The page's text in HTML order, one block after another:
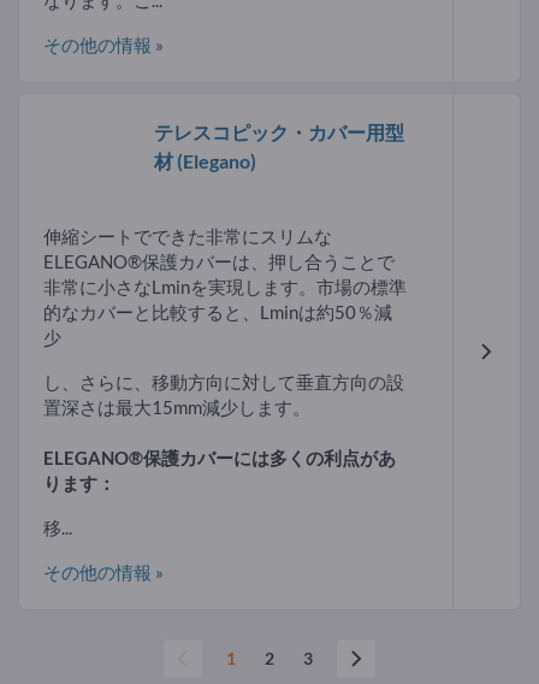
その他の情報 »
テレスコピック・カバー用型
材 (Elegano)
伸縮シートでできた非常にスリムな
ELEGANO®保護カバーは、押し合うことで
非常に小さなLminを実現します。市場の標準
的なカバーと比較すると、Lminは約50％減
少
し、さらに、移動方向に対して垂直方向の設
置深さは最大15mm減少します。
ELEGANO®保護カバーには多くの利点があ
ります：
移...
その他の情報 »
1 2 3